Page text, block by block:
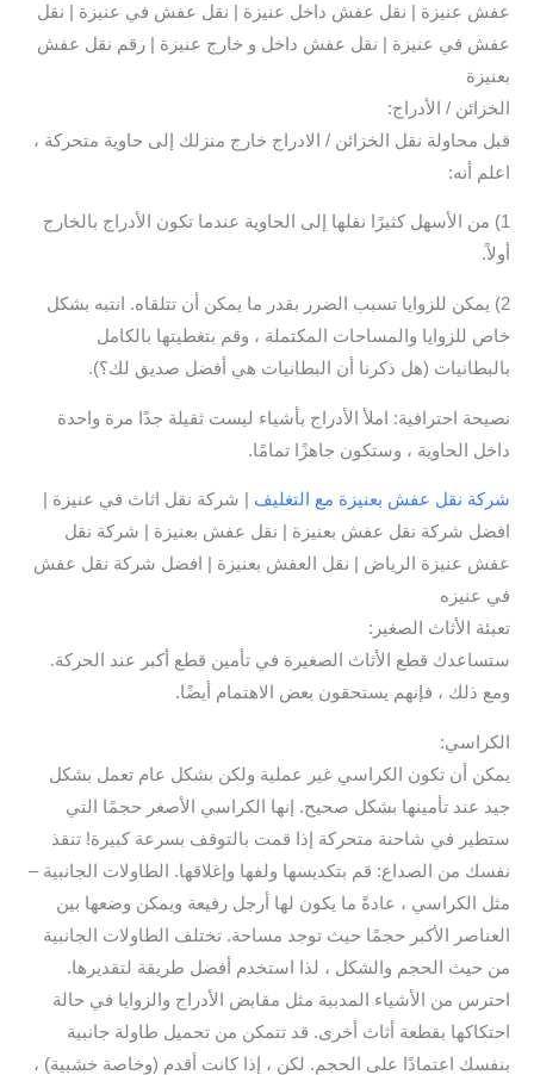
عفش عنيزة | نقل عفش داخل عنيزة | نقل عفش في عنيزة | نقل
عفش في عنيزة | نقل عفش داخل و خارج عنيزة | رقم نقل عفش
بعنيزة
الخزائن / الأدراج:
قبل محاولة نقل الخزائن / الادراج خارج منزلك إلى حاوية متحركة ،
اعلم أنه:
1) من الأسهل كثيرًا نقلها إلى الحاوية عندما تكون الأدراج بالخارج
أولاً.
2) يمكن للزوايا تسبب الضرر بقدر ما يمكن أن تتلقاه. انتبه بشكل
خاص للزوايا والمساحات المكتملة ، وقم بتغطيتها بالكامل
بالبطانيات (هل ذكرنا أن البطانيات هي أفضل صديق لك؟).
نصيحة احترافية: املأ الأدراج بأشياء ليست ثقيلة جدًا مرة واحدة
داخل الحاوية ، وستكون جاهزًا تمامًا.
شركة نقل عفش بعنيزة مع التغليف | شركة نقل اثاث في عنيزة |
افضل شركة نقل عفش بعنيزة | نقل عفش بعنيزة | شركة نقل
عفش عنيزة الرياض | نقل العفش بعنيزة | افضل شركة نقل عفش
في عنيزه
تعبئة الأثاث الصغير:
ستساعدك قطع الأثاث الصغيرة في تأمين قطع أكبر عند الحركة.
ومع ذلك ، فإنهم يستحقون بعض الاهتمام أيضًا.
الكراسي:
يمكن أن تكون الكراسي غير عملية ولكن بشكل عام تعمل بشكل
جيد عند تأمينها بشكل صحيح. إنها الكراسي الأصغر حجمًا التي
ستطير في شاحنة متحركة إذا قمت بالتوقف بسرعة كبيرة! تنقذ
نفسك من الصداع: قم بتكديسها ولفها وإغلاقها. الطاولات الجانبية –
مثل الكراسي ، عادةً ما يكون لها أرجل رفيعة ويمكن وضعها بين
العناصر الأكبر حجمًا حيث توجد مساحة. تختلف الطاولات الجانبية
من حيث الحجم والشكل ، لذا استخدم أفضل طريقة لتقديرها.
احترس من الأشياء المدببة مثل مقابض الأدراج والزوايا في حالة
احتكاكها بقطعة أثاث أخرى. قد تتمكن من تحميل طاولة جانبية
بنفسك اعتمادًا على الحجم. لكن ، إذا كانت أقدم (وخاصة خشبية) ،